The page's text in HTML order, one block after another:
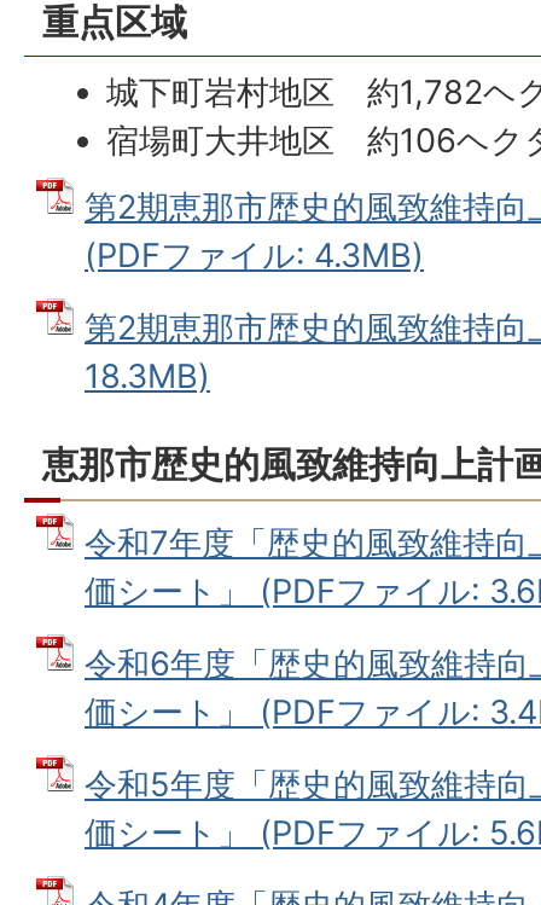
重点区域
城下町岩村地区 約1,782ヘ
宿場町大井地区 約106ヘク
第2期恵那市歴史的風致維持
(PDFファイル: 4.3MB)
第2期恵那市歴史的風致維持
18.3MB)
恵那市歴史的風致維持向上計
令和7年度「歴史的風致維持
価シート」 (PDFファイル:
令和6年度「歴史的風致維持
価シート」 (PDFファイル:
令和5年度「歴史的風致維持
価シート」 (PDFファイル: